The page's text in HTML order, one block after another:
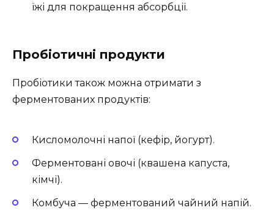
їжі для покращення абсорбції.
Пробіотичні продукти
Пробіотики також можна отримати з
ферментованих продуктів:
Кисломолочні напої (кефір, йогурт).
Ферментовані овочі (квашена капуста,
кімчі).
Комбуча — ферментований чайний напій.